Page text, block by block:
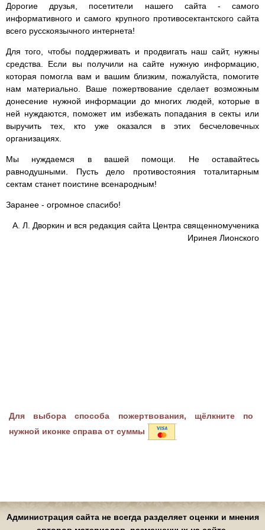
Дорогие друзья, посетители нашего сайта - самого
информативного и самого крупного противосектантского сайта
всего русскоязычного интернета!
Для того, чтобы поддерживать и продвигать наш сайт, нужны
средства. Если вы получили на сайте нужную информацию,
которая помогла вам и вашим близким, пожалуйста, помогите
нам материально. Ваше пожертвование сделает возможным
донесение нужной информации до многих людей, которые в
ней нуждаются, поможет им избежать попадания в секты или
выручить тех, кто уже оказался в этих бесчеловечных
организациях.
Мы нуждаемся в вашей помощи. Не оставайтесь
равнодушными. Пусть дело противостояния тоталитарным
сектам станет поистине всенародным!
Заранее - огромное спасибо!
А. Л. Дворкин и вся редакция сайта Центра священномученика
Иринея Лионского
Для выбора способа пожертвования, щёлкните по
нужной иконке справа от суммы
Администрация сайта не всегда разделяет оценки и мнения